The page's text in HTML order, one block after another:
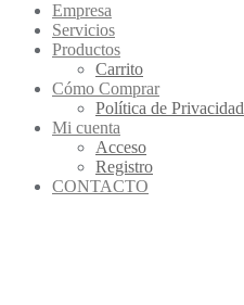
Empresa
Servicios
Productos
Carrito
Cómo Comprar
Política de Privacidad
Mi cuenta
Acceso
Registro
CONTACTO